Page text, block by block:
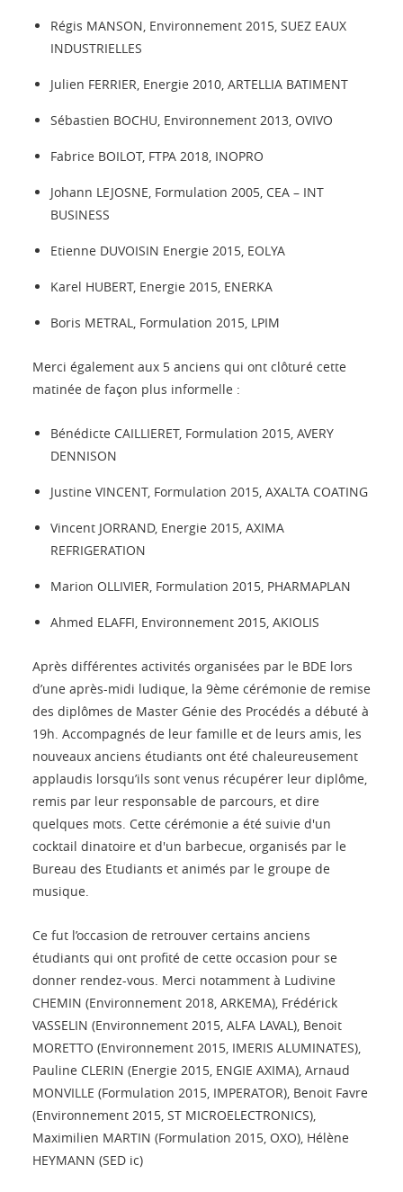
Régis MANSON, Environnement 2015, SUEZ EAUX
INDUSTRIELLES
Julien FERRIER, Energie 2010, ARTELLIA BATIMENT
Sébastien BOCHU, Environnement 2013, OVIVO
Fabrice BOILOT, FTPA 2018, INOPRO
Johann LEJOSNE, Formulation 2005, CEA – INT
BUSINESS
Etienne DUVOISIN Energie 2015, EOLYA
Karel HUBERT, Energie 2015, ENERKA
Boris METRAL, Formulation 2015, LPIM
Merci également aux 5 anciens qui ont clôturé cette
matinée de façon plus informelle :
Bénédicte CAILLIERET, Formulation 2015, AVERY
DENNISON
Justine VINCENT, Formulation 2015, AXALTA COATING
Vincent JORRAND, Energie 2015, AXIMA
REFRIGERATION
Marion OLLIVIER, Formulation 2015, PHARMAPLAN
Ahmed ELAFFI, Environnement 2015, AKIOLIS
Après différentes activités organisées par le BDE lors
d’une après-midi ludique, la 9ème cérémonie de remise
des diplômes de Master Génie des Procédés a débuté à
19h. Accompagnés de leur famille et de leurs amis, les
nouveaux anciens étudiants ont été chaleureusement
applaudis lorsqu’ils sont venus récupérer leur diplôme,
remis par leur responsable de parcours, et dire
quelques mots. Cette cérémonie a été suivie d'un
cocktail dinatoire et d'un barbecue, organisés par le
Bureau des Etudiants et animés par le groupe de
musique.
Ce fut l’occasion de retrouver certains anciens
étudiants qui ont profité de cette occasion pour se
donner rendez-vous. Merci notamment à Ludivine
CHEMIN (Environnement 2018, ARKEMA), Frédérick
VASSELIN (Environnement 2015, ALFA LAVAL), Benoit
MORETTO (Environnement 2015, IMERIS ALUMINATES),
Pauline CLERIN (Energie 2015, ENGIE AXIMA), Arnaud
MONVILLE (Formulation 2015, IMPERATOR), Benoit Favre
(Environnement 2015, ST MICROELECTRONICS),
Maximilien MARTIN (Formulation 2015, OXO), Hélène
HEYMANN (SED ic)